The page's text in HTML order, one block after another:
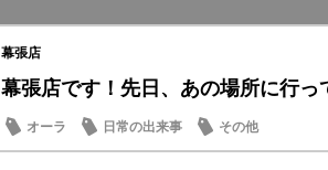
幕張店
幕張店です！先日、あの場所に行っ
オーラ 日常の出来事 その他